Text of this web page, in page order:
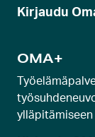
Kirjaudu
OMA+
ylläpitämiseen